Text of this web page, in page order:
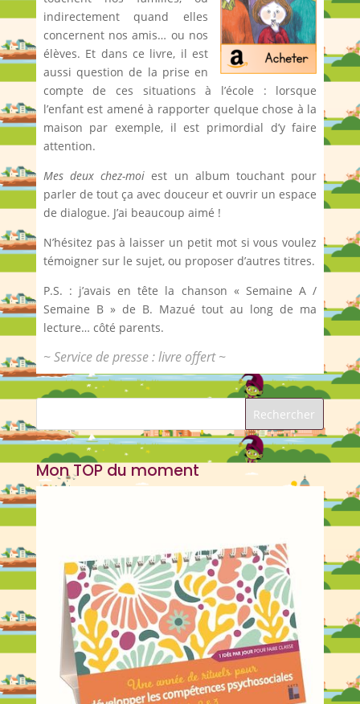
indirectement quand elles
concernent nos amis… ou nos
élèves. Et dans ce livre, il est
aussi question de la prise en
compte de ces situations à l’école : lorsque
l’enfant est amené à rapporter quelque chose à la
maison par exemple, il est primordial d’y faire
attention.
Mes deux chez-moi est un album touchant pour
parler de tout ça avec douceur et ouvrir un espace
de dialogue. J’ai beaucoup aimé !
N’hésitez pas à laisser un petit mot si vous voulez
témoigner sur le sujet, ou proposer d’autres titres.
P.S. : j’avais en tête la chanson « Semaine A /
Semaine B » de B. Mazué tout au long de ma
lecture… côté parents.
~ Service de presse : livre offert ~
Mon TOP du moment